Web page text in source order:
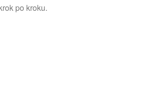
po kroku.